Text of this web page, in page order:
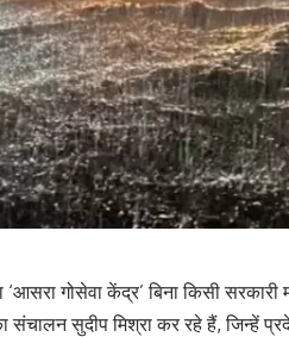
गोसेवा केंद्र’ बिना किसी
संचालन सुदीप मिश्रा कर रहे हैं, जिन्हें